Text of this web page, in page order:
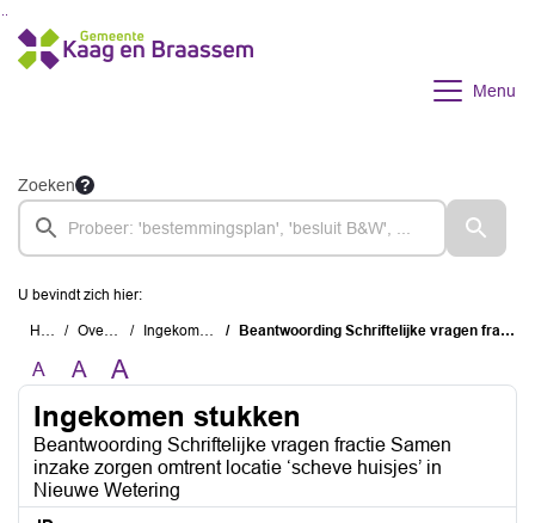
Ga naar de inhoud van deze pagina
Ga naar het zoeken
Ga naar het menu
Menu
Zoeken
U bevindt zich hier:
Home Overzichten Ingekomen stukken Beantwoording Schriftelijke vragen fractie Samen inzake zorgen omtrent locatie ‘scheve huisjes’ in Nieuwe Wetering
A A A
Ingekomen stukken
Beantwoording Schriftelijke vragen fractie Samen
inzake zorgen omtrent locatie ‘scheve huisjes’ in
Nieuwe Wetering